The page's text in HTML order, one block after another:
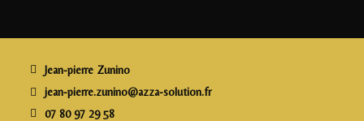
o
o
k
n e
Jean-pierre Zunino
jean-pierre.zunino@azza-solution.fr
07 80 97 29 58